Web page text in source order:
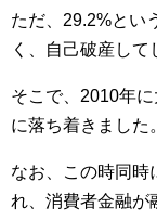
ただ、29.2%とい
く、自己破産して
そこで、2010年
に落ち着きました。
なお、この時同時
れ、消費者金融が